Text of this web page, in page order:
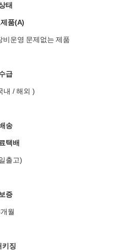
태
품(A)
비운영 문제없는 제품
급
내 / 해외 )
송
택배
출고)
보증
월
키징